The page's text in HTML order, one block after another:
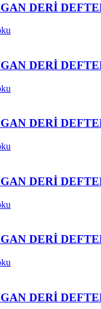
DERİ
DERİ
DERİ
DERİ
DERİ
DERİ